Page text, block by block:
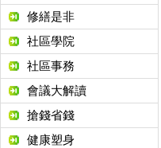
修繕是非
社區學院
社區事務
會議大解讀
搶錢省錢
健康塑身